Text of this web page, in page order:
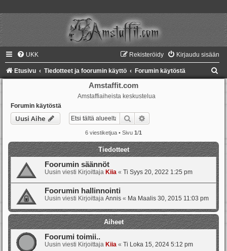
UKK Kirjaudu sisään
Rekisteröidy
Etusivu Tiedotteet ja foorumin käyttö Forumin käytöstä
Amstaffit.com
Amstaffiaiheista keskustelua
Forumin käytöstä
Uusi Aihe Etsi
6 viestiketjua • Sivu 1/1
Tiedotteet
Foorumin säännöt
Uusin viesti Kirjoittaja Kiia « Ti Syys 20, 2022 1:25 pm
Foorumin hallinnointi
Uusin viesti Kirjoittaja Annis « Ma Maalis 30, 2015 11:03 pm
Aiheet
Foorumi toimii..
Uusin viesti Kirjoittaja Kiia « Ti Loka 15, 2024 5:12 pm